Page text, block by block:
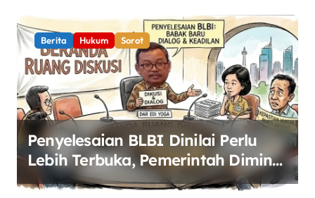
Berita Hukum Sorot
Penyelesaian BLBI Dinilai Perlu
Lebih Terbuka, Pemerintah Diminta
Buka Ruang Dialog